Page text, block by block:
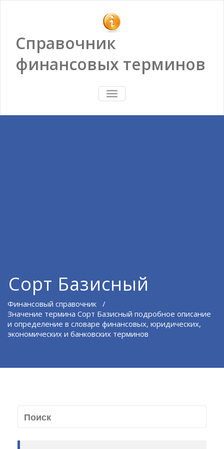
Справочник
финансовых терминов
ПОКАЗАТЬ/
СКРЫТЬ
Сорт Базисный
Финансовый справочник /
Значение термина Сорт Базисный подробное описание
и определение в словаре финансовых, юридических,
экономических и банковских терминов